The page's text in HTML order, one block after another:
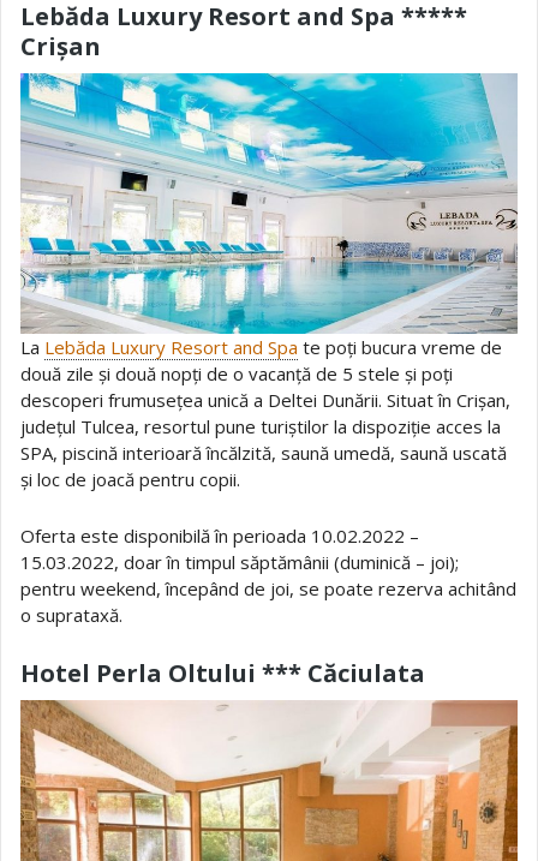
Lebăda Luxury Resort and Spa *****
Crișan
La Lebăda Luxury Resort and Spa te poți bucura vreme de
două zile și două nopți de o vacanță de 5 stele și poți
descoperi frumusețea unică a Deltei Dunării. Situat în Crișan,
județul Tulcea, resortul pune turiștilor la dispoziție acces la
SPA, piscină interioară încălzită, saună umedă, saună uscată
și loc de joacă pentru copii.
Oferta este disponibilă în perioada 10.02.2022 –
15.03.2022, doar în timpul săptămânii (duminică – joi);
pentru weekend, începând de joi, se poate rezerva achitând
o suprataxă.
Hotel Perla Oltului *** Căciulata